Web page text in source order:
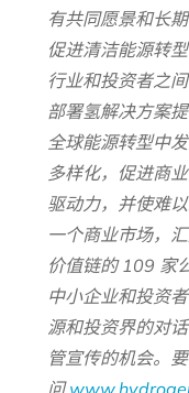
有共同愿景和长
促进清洁能源转
行业和投资者之
部署氢解决方案
全球能源转型中
多样化，促进商
驱动力，并使难
一个商业市场，
价值链的 109 家
中小企业和投资
源和投资界的对
管宣传的机会。
问